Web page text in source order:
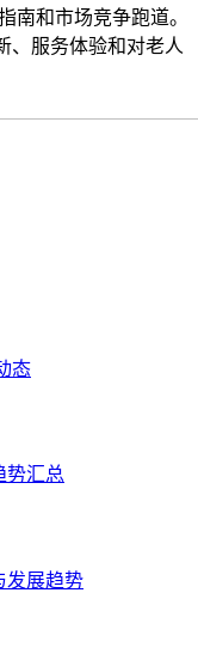
态
势汇总
发展趋势
南和市场竞争跑道。
、服务体验和对老人